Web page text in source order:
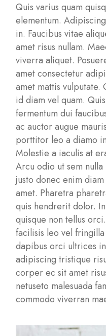
Quis varius quam
elementum.
in. Faucibus vitae
amet risus nullam.
viverra aliquet.
amet consectetur
amet mattis vulputate.
id diam vel quam.
fermentum dui
ac auctor augue
porttitor leo a diamo
Molestie a iaculis at
Arcu odio ut sem
justo donec enim
amet. Pharetra
quis hendrerit dolor.
quisque non tellus
facilisis leo vel
dapibus orci ultrices
adipiscing tristique
corper ec sit amet
netuseto malesuada
commodo viverran